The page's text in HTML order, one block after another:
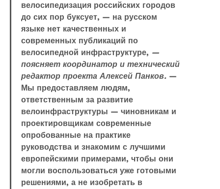
велосипедизация российских городов
до сих пор буксует, — на русском
языке нет качественных и
современных публикаций по
велосипедной инфраструктуре, —
поясняет координатор и технический
редактор проекта Алексей Панков. —
Мы предоставляем людям,
ответственным за развитие
велоинфраструктуры — чиновникам и
проектировщикам современные
опробованные на практике
руководства и знакомим с лучшими
европейскими примерами, чтобы они
могли воспользоваться уже готовыми
решениями, а не изобретать в